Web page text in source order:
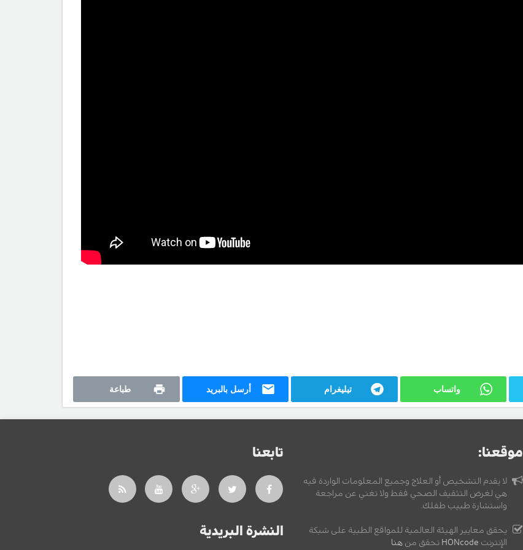
واتساب تيليغرام أرسل بالبريد طباعة
موقعنا:
لا يقدم التشخيص أو العلاج وجميع المعلومات الواردة فيه
هي لغرض التثقيف الصحي فقط ولا تغني عن مراجعة
واستشارة طبيب طفلك.
يحقق معايير الهيئة العالمية للمواقع الطبية على شبكة
الإنترنت HONcode تحقق من هنا
تابعنا
النشرة البريدية